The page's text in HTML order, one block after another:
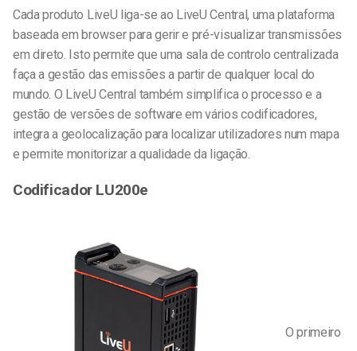
Cada produto LiveU liga-se ao LiveU Central, uma plataforma
baseada em browser para gerir e pré-visualizar transmissões
em direto. Isto permite que uma sala de controlo centralizada
faça a gestão das emissões a partir de qualquer local do
mundo. O LiveU Central também simplifica o processo e a
gestão de versões de software em vários codificadores,
integra a geolocalização para localizar utilizadores num mapa
e permite monitorizar a qualidade da ligação.
Codificador LU200e
O primeiro